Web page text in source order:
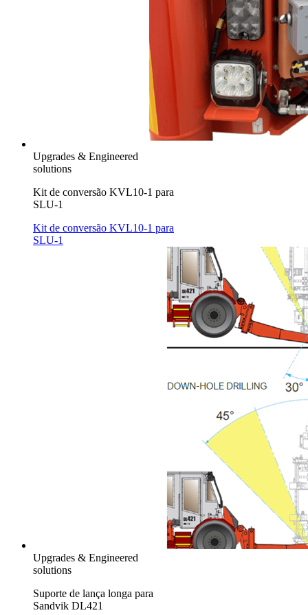
Upgrades & Engineered
solutions
Kit de conversão KVL10-1 para
SLU-1
Kit de conversão KVL10-1 para
SLU-1
Upgrades & Engineered
solutions
Suporte de lança longa para
Sandvik DL421